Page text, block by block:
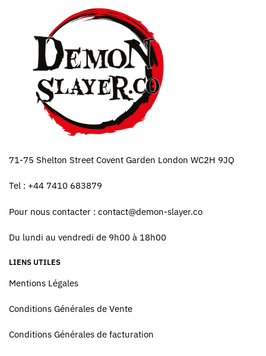
71-75 Shelton Street Covent Garden London WC2H 9JQ
Tel : +44 7410 683879
Pour nous contacter : contact@demon-slayer.co
Du lundi au vendredi de 9h00 à 18h00
LIENS UTILES
Mentions Légales
Conditions Générales de Vente
Conditions Générales de facturation